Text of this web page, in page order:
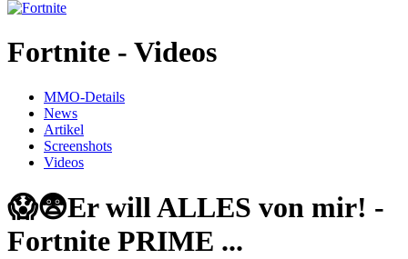
Fortnite - Videos
MMO-Details
News
Artikel
Screenshots
Videos
😱😨Er will ALLES von mir! -
Fortnite PRIME ...